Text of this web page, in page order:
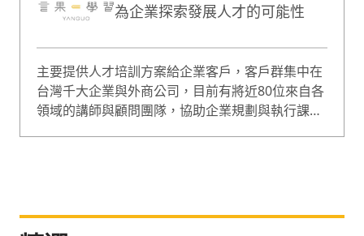
為企業探索發展人才的可能性
主要提供人才培訓方案給企業客戶，客戶群集中在
台灣千大企業與外商公司，目前有將近80位來自各
領域的講師與顧問團隊，協助企業規劃與執行課